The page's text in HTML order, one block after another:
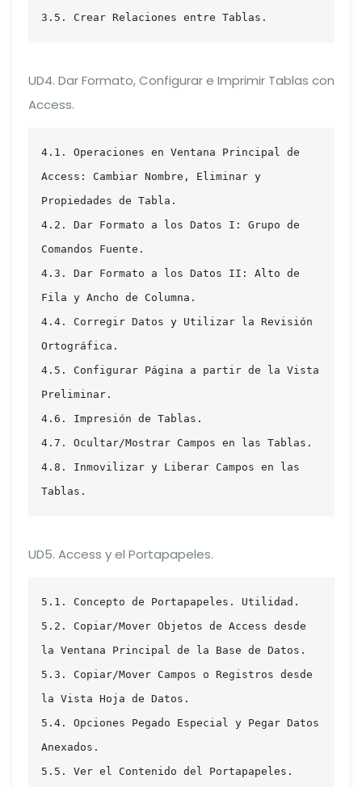
3.5. Crear Relaciones entre Tablas.
UD4. Dar Formato, Configurar e Imprimir Tablas con
Access.
4.1. Operaciones en Ventana Principal de
Access: Cambiar Nombre, Eliminar y
Propiedades de Tabla.
4.2. Dar Formato a los Datos I: Grupo de
Comandos Fuente.
4.3. Dar Formato a los Datos II: Alto de
Fila y Ancho de Columna.
4.4. Corregir Datos y Utilizar la Revisión
Ortográfica.
4.5. Configurar Página a partir de la Vista
Preliminar.
4.6. Impresión de Tablas.
4.7. Ocultar/Mostrar Campos en las Tablas.
4.8. Inmovilizar y Liberar Campos en las
Tablas.
UD5. Access y el Portapapeles.
5.1. Concepto de Portapapeles. Utilidad.
5.2. Copiar/Mover Objetos de Access desde
la Ventana Principal de la Base de Datos.
5.3. Copiar/Mover Campos o Registros desde
la Vista Hoja de Datos.
5.4. Opciones Pegado Especial y Pegar Datos
Anexados.
5.5. Ver el Contenido del Portapapeles.